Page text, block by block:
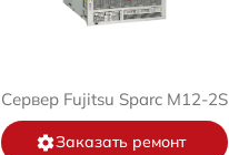
Сервер Fujitsu Sparc M12-2S
Заказать ремонт